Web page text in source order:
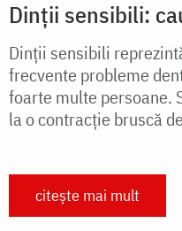
Dinţii sensibili:
Dinţii sensibili
frecvente probleme
foarte multe persoane.
la o contracţie bruscă
citește mai mult